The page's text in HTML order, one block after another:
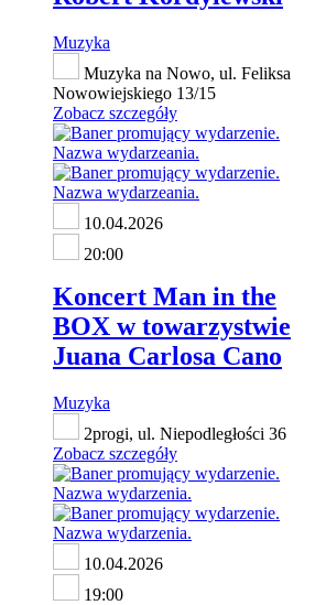
Muzyka
Muzyka na Nowo, ul. Feliksa
Nowowiejskiego 13/15
Zobacz szczegóły
10.04.2026
20:00
Koncert Man in the
BOX w towarzystwie
Juana Carlosa Cano
Muzyka
2progi, ul. Niepodległości 36
Zobacz szczegóły
10.04.2026
19:00